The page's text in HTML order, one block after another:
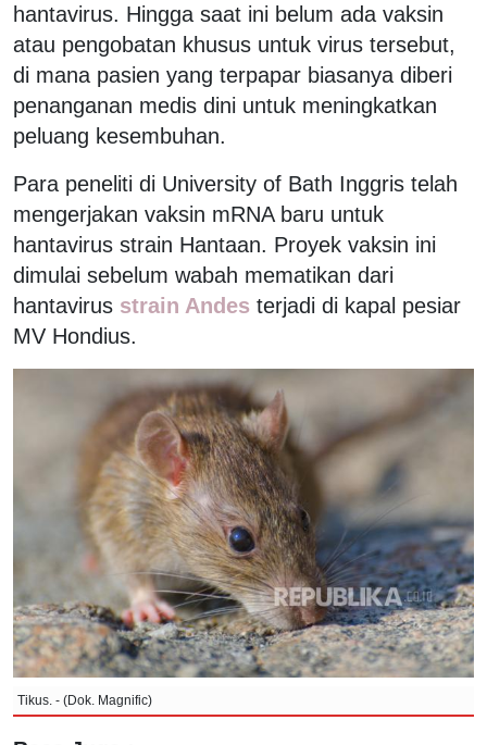
hantavirus. Hingga saat ini belum ada vaksin
atau pengobatan khusus untuk virus tersebut,
di mana pasien yang terpapar biasanya diberi
penanganan medis dini untuk meningkatkan
peluang kesembuhan.
Para peneliti di University of Bath Inggris telah
mengerjakan vaksin mRNA baru untuk
hantavirus strain Hantaan. Proyek vaksin ini
dimulai sebelum wabah mematikan dari
hantavirus strain Andes terjadi di kapal pesiar
MV Hondius.
Tikus. - (Dok. Magnific)